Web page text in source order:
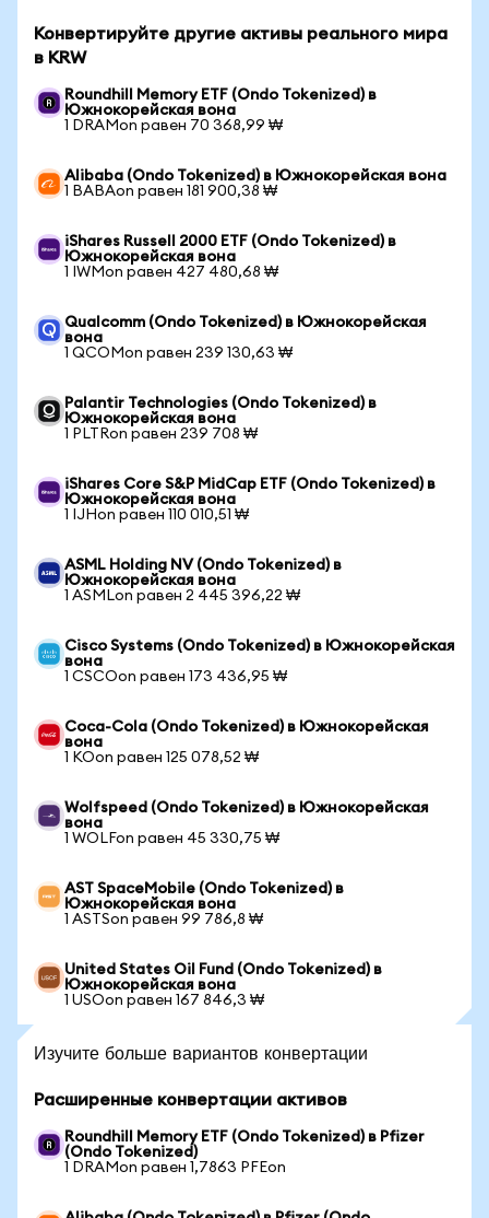
Конвертируйте другие активы реального мира
в KRW
Roundhill Memory ETF (Ondo Tokenized) в
Южнокорейская вона
1 DRAMon равен 70 368,99 ₩
Alibaba (Ondo Tokenized) в Южнокорейская вона
1 BABAon равен 181 900,38 ₩
iShares Russell 2000 ETF (Ondo Tokenized) в
Южнокорейская вона
1 IWMon равен 427 480,68 ₩
Qualcomm (Ondo Tokenized) в Южнокорейская
вона
1 QCOMon равен 239 130,63 ₩
Palantir Technologies (Ondo Tokenized) в
Южнокорейская вона
1 PLTRon равен 239 708 ₩
iShares Core S&P MidCap ETF (Ondo Tokenized) в
Южнокорейская вона
1 IJHon равен 110 010,51 ₩
ASML Holding NV (Ondo Tokenized) в
Южнокорейская вона
1 ASMLon равен 2 445 396,22 ₩
Cisco Systems (Ondo Tokenized) в Южнокорейская
вона
1 CSCOon равен 173 436,95 ₩
Coca-Cola (Ondo Tokenized) в Южнокорейская
вона
1 KOon равен 125 078,52 ₩
Wolfspeed (Ondo Tokenized) в Южнокорейская
вона
1 WOLFon равен 45 330,75 ₩
AST SpaceMobile (Ondo Tokenized) в
Южнокорейская вона
1 ASTSon равен 99 786,8 ₩
United States Oil Fund (Ondo Tokenized) в
Южнокорейская вона
1 USOon равен 167 846,3 ₩
Изучите больше вариантов конвертации
Расширенные конвертации активов
Roundhill Memory ETF (Ondo Tokenized) в Pfizer
(Ondo Tokenized)
1 DRAMon равен 1,7863 PFEon